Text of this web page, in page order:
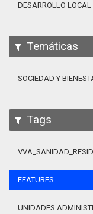
DESARROLLO LOCAL
Temáticas
SOCIEDAD Y
Tags
FEATURES
UNIDADES